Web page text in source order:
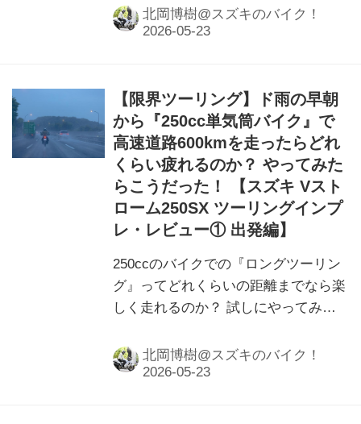
にかく雨でとにかく寒くて……極限状
態!?
北岡博樹@スズキのバイク！
【限界ツーリング】ド雨の早朝
から『250cc単気筒バイク』で
高速道路600kmを走ったらどれ
くらい疲れるのか？ やってみた
らこうだった！ 【スズキ Vスト
ローム250SX ツーリングインプ
レ・レビュー① 出発編】
250ccのバイクでの『ロングツーリン
グ』ってどれくらいの距離までなら楽
しく走れるのか？ 試しにやってみた
北岡博樹@スズキのバイク！